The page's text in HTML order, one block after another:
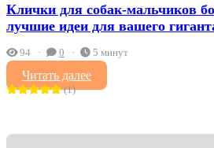
Клички для собак-мальчиков
лучшие идеи для вашего
94 0 5 минут
Читать далее
(1)